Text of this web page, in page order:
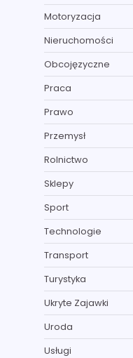
Motoryzacja
Nieruchomości
Obcojęzyczne
Praca
Prawo
Przemysł
Rolnictwo
Sklepy
Sport
Technologie
Transport
Turystyka
Ukryte Zajawki
Uroda
Usługi